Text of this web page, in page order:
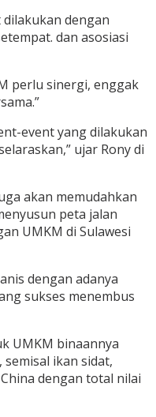
dengan
dan asosiasi
perlu sinergi, enggak
event yang dilakukan
ujar Rony di
akan memudahkan
peta jalan
UMKM di Sulawesi
dengan adanya
sukses menembus
UMKM binaannya
ikan sidat,
dengan total nilai